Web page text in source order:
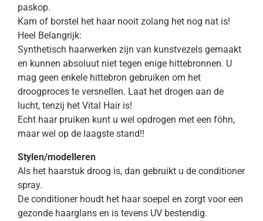
paskop.
Kam of borstel het haar nooit zolang het nog nat is!
Heel Belangrijk:
Synthetisch haarwerken zijn van kunstvezels gemaakt
en kunnen absoluut niet tegen enige hittebronnen. U
mag geen enkele hittebron gebruiken om het
droogproces te versnellen. Laat het drogen aan de
lucht, tenzij het Vital Hair is!
Echt haar pruiken kunt u wel opdrogen met een föhn,
maar wel op de laagste stand!!
Stylen/modelleren
Als het haarstuk droog is, dan gebruikt u de conditioner
spray.
De conditioner houdt het haar soepel en zorgt voor een
gezonde haarglans en is tevens UV bestendig.